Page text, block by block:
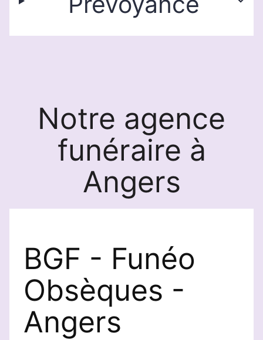
Notre agence
funéraire à
Angers
BGF - Funéo
Obsèques -
Angers